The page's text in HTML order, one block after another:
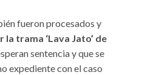
fueron procesados y
trama ‘Lava Jato’ de
sentencia y que se
expediente con el caso